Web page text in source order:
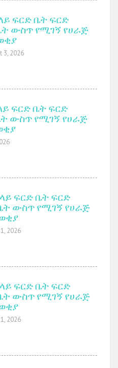
ፍርድ ቤት ፍርድ
ውስጥ የሚገኝ የሀራጅ
3, 2026
ፍርድ ቤት ፍርድ
ውስጥ የሚገኝ የሀራጅ
ፍርድ ቤት ፍርድ
ውስጥ የሚገኝ የሀራጅ
2026
ፍርድ ቤት ፍርድ
ውስጥ የሚገኝ የሀራጅ
2026